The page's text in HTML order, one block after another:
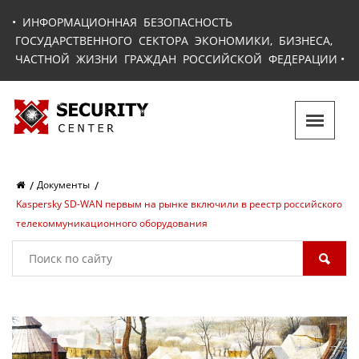
• ИНФОРМАЦИОННАЯ БЕЗОПАСНОСТЬ
ГОСУДАРСТВЕННОГО СЕКТОРА ЭКОНОМИКИ, БИЗНЕСА,
ЧАСТНОЙ ЖИЗНИ ГРАЖДАН РОССИЙСКОЙ ФЕДЕРАЦИИ •
Документы
Kaspersky SD-WAN первым на рынке включили в реестр российского
телекоммуникационного оборудования